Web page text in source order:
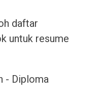
daftar
untuk resume
- Diploma